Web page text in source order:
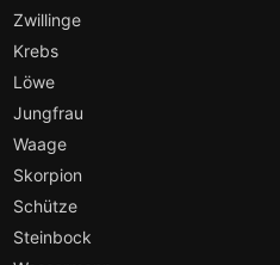
Zwillinge
Krebs
Löwe
Jungfrau
Waage
Skorpion
Schütze
Steinbock